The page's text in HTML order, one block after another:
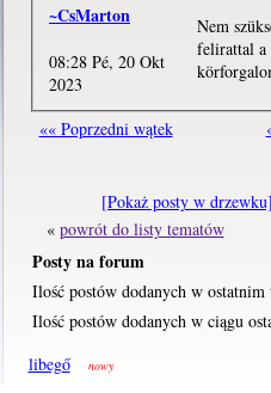
~CsMarton
08:28 Pé, 20 Okt
2023
Nem
felirattal a
«« Poprzedni wątek
[Pokaż posty w
« powrót do listy tematów
Posty na forum
Ilość postów dodanych w ostatnim
Ilość postów dodanych w ciągu
libegő
nowy